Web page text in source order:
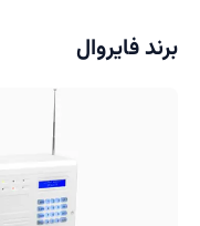
برند فایروال